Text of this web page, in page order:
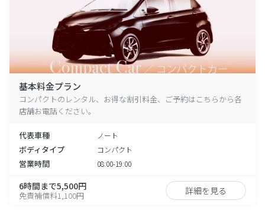
基本料金プラン
コンパクトのレンタル、お得な割引料金、ご予約はこちらから各
店舗お電話ください。
代表車種 ノート
ボディタイプ コンパクト
営業時間 08:00-19:00
6時間まで5,500円
免責補償料1,100円 詳細を見る